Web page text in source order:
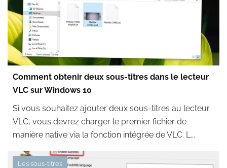
Comment obtenir deux sous-titres dans le lecteur
VLC sur Windows 10
Si vous souhaitez ajouter deux sous-titres au lecteur
VLC, vous devrez charger le premier fichier de
manière native via la fonction intégrée de VLC. L...
Les sous-titres